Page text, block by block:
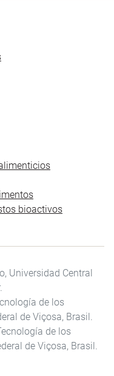
bioactivos
Universidad Central
de los
de Viçosa, Brasil.
de los
de Viçosa, Brasil.